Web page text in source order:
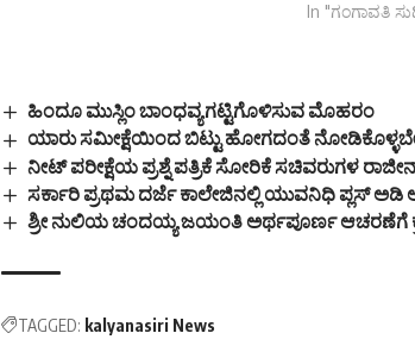
In "ಗಂಗಾವತಿ
ಹಿಂದೂ ಮುಸ್ಲಿಂ ಬಾಂಧವ್ಯಗಟ್ಟಿಗೊಳಿಸುವ ಮೊಹರಂ
ಯಾರು ಸಮೀಕ್ಷೆಯಿಂದ ಬಿಟ್ಟು ಹೋಗದಂತೆ
ನೀಟ್ ಪರೀಕ್ಷೆಯ ಪ್ರಶ್ನೆ ಪತ್ರಿಕೆ ಸೋರಿಕೆ ಸಚಿವರುಗಳ
ಸರ್ಕಾರಿ ಪ್ರಥಮ ದರ್ಜೆ ಕಾಲೇಜಿನಲ್ಲಿ ಯುವನಿಧಿ ಪ್ಲಸ್ ಅಡಿ
ಶ್ರೀ ನುಲಿಯ ಚಂದಯ್ಯ ಜಯಂತಿ ಅರ್ಥಪೂರ್ಣ ಆಚರಣೆಗೆ
TAGGED: kalyanasiri News